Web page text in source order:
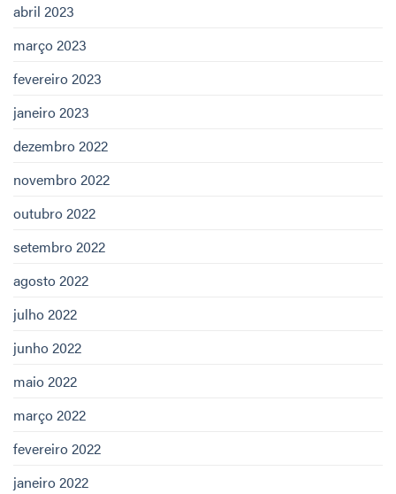
abril 2023
março 2023
fevereiro 2023
janeiro 2023
dezembro 2022
novembro 2022
outubro 2022
setembro 2022
agosto 2022
julho 2022
junho 2022
maio 2022
março 2022
fevereiro 2022
janeiro 2022